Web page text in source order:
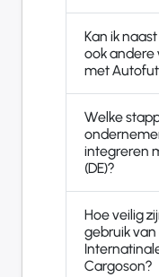
Kan ik
ook andere
met
Welke
integreren
(DE)?
Hoe veilig
gebruik
Cargoson?